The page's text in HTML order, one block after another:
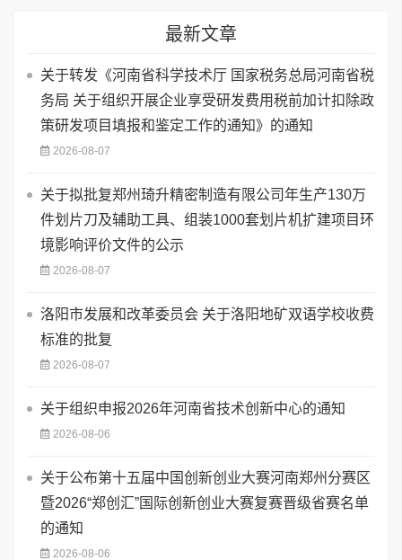
最新文章
关于转发《河南省科学技术厅 国家税务总局河南省税
务局 关于组织开展企业享受研发费用税前加计扣除政
策研发项目填报和鉴定工作的通知》的通知
2026-08-07
关于拟批复郑州琦升精密制造有限公司年生产130万
件划片刀及辅助工具、组装1000套划片机扩建项目环
境影响评价文件的公示
2026-08-07
洛阳市发展和改革委员会 关于洛阳地矿双语学校收费
标准的批复
2026-08-07
关于组织申报2026年河南省技术创新中心的通知
2026-08-06
关于公布第十五届中国创新创业大赛河南郑州分赛区
暨2026“郑创汇”国际创新创业大赛复赛晋级省赛名单
的通知
2026-08-06